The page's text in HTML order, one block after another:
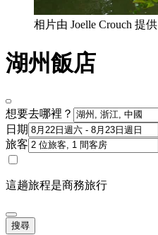
相片由 Joelle Crouch 提供
湖州飯店
想要去哪裡？
日期
旅客
這趟旅程是商務旅行
搜尋